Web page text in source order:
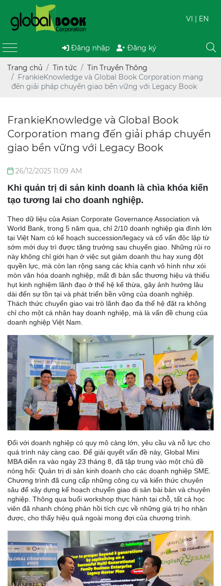
VI | EN
Đăng nhập Đăng ký
Trang chủ Tin tức
Tin Truyền Thông
FrankieKnowledge và Global Book Corporation mang
đến giải pháp chuyển giao bền vững với Legacy Book
FrankieKnowledge và Global Book
Corporation mang đến giải pháp chuyển
giao bền vững với Legacy Book
26/12/2025 11:09 AM
Khi quản trị di sản kinh doanh là chìa khóa kiến
tạo tương lai cho doanh nghiệp.
Theo dữ liệu của Asian Corporate Governance Association và
World Bank, trong 5 năm qua, chỉ 2/10 doanh nghiệp gia đình lớn
tại Việt Nam có kế hoạch succession/legacy và cố vấn độc lập từ
sớm mới duy trì được tăng trưởng sau chuyển giao. Những rủi ro
này không chỉ giới hạn ở việc sụt giảm doanh thu hay xung đột
quyền lực, mà còn lan rộng sang các khía cạnh vô hình như xói
mòn văn hóa doanh nghiệp, mất đi bản sắc thương hiệu và thiếu
hụt kinh nghiệm lãnh đạo ở thế hệ kế thừa, gây ảnh hưởng lâu
dài đến sự tồn tại và phát triển bền vững của doanh nghiệp.
Thách thức chuyển giao vai trò lãnh đạo đa thế hệ đặt ra không
chỉ cho một cá nhân hay doanh nghiệp, mà là vấn đề chung của
doanh nghiệp Việt Nam.
Đối với doanh nghiệp có quy mô càng lớn, yêu cầu và nỗ lực cho
quá trình này càng cao. Để giải quyết vấn đề này, Global Mini
MBA diễn ra vào ngày 23 tháng 8, đã tập trung vào một chủ đề
nóng hổi: Quản trị di sản kinh doanh cho các doanh nghiệp SME.
Chương trình đã cung cấp những công cụ và kiến thức chuyên
sâu để xây dựng kế hoạch chuyển giao di sản bài bản và chuyên
nghiệp. Thông qua buổi workshop thực hành tại chỗ, tất cả học
viên đã nhanh chóng phản hồi tích cực về những giá trị họ nhận
được, cho thấy hiệu quả ngoài mong đợi của chương trình.